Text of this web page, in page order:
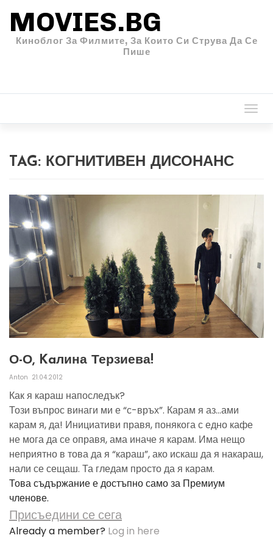
MOVIES.BG
Киноблог За Филмите, За Които Си Струва Да Се
Пише
TAG: КОГНИТИВЕН ДИСОНАНС
О-О, Kaлина Терзиева!
Anton 21.04.2012
Как я караш напоследък?
Този въпрос винаги ми е “с-връх”. Карам я аз...ами
карам я, да! Инициативи правя, понякога с едно кафе
не мога да се оправя, ама иначе я карам. Има нещо
неприятно в това да я “караш”, ако искаш да я накараш,
нали се сещаш. Та гледам просто да я карам.
Това съдържание е достъпно само за Премиум
членове.
Присъедини се сега
Already a member? Log in here